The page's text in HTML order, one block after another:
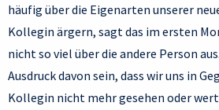
häufig über die Eigenarten unserer
Kollegin ärgern, sagt das im ersten
nicht so viel über die andere Person
Ausdruck davon sein, dass wir uns in
Kollegin nicht mehr gesehen oder